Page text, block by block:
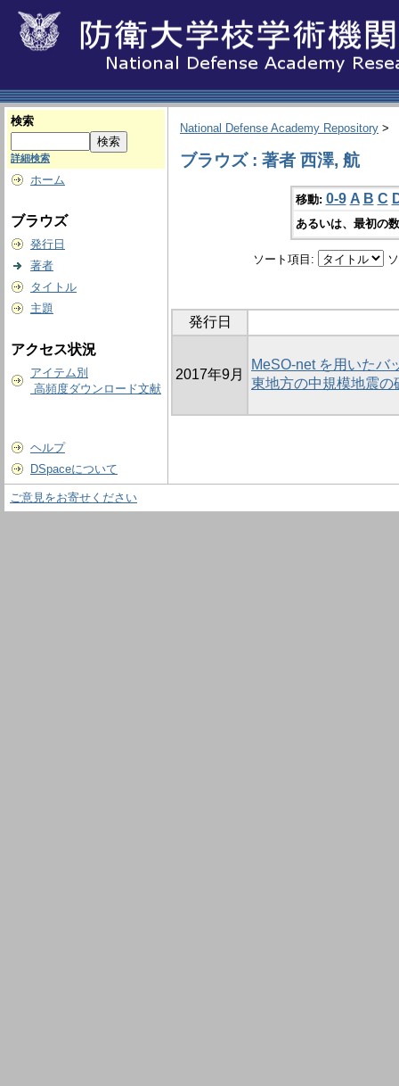
検索
詳細検索
ホーム
ブラウズ
発行日
著者
タイトル
主題
アクセス状況
アイテム別
高頻度ダウンロード文献
ヘルプ
DSpaceについて
National Defense Academy Repository >
ブラウズ : 著者 西澤, 航
移動: 0-9 A B C
あるいは、最初の
ソート項目:
発行日
2017年9月
MeSO-net を用いたバ
東地方の中規模地震の
ご意見をお寄せください